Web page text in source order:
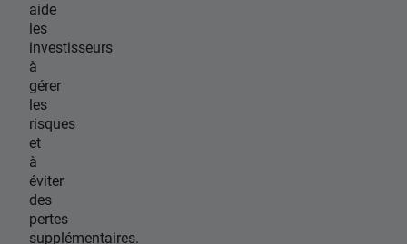
aide
les
investisseurs
à
gérer
les
risques
et
à
éviter
des
pertes
supplémentaires.